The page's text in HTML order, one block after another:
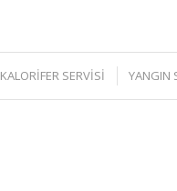
KALORİFER SERVİSİ YANGIN